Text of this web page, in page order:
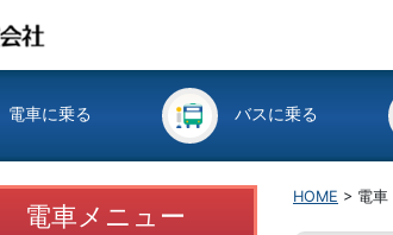
電車に乗る バスに乗る
電車メニュー
HOME > 電車